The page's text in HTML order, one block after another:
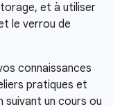
et à utiliser
le verrou de
connaissances
pratiques et
suivant un cours ou